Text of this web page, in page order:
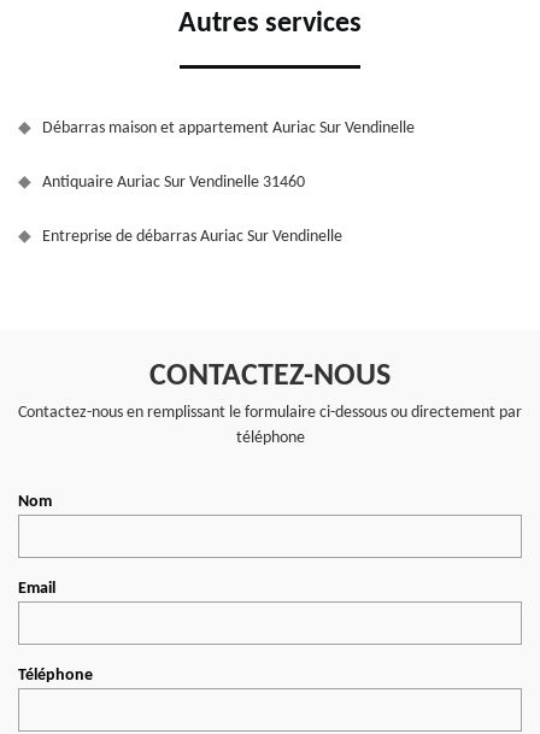
Autres services
Débarras maison et appartement Auriac Sur Vendinelle
Antiquaire Auriac Sur Vendinelle 31460
Entreprise de débarras Auriac Sur Vendinelle
CONTACTEZ-NOUS
Contactez-nous en remplissant le formulaire ci-dessous ou directement par
téléphone
Nom
Email
Téléphone